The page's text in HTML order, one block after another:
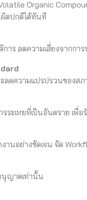
Organic
ดปกติได้ทันที
าร ลดความเสี่ยงจากการ
ดความแปรปรวนของส
ระเหยที่เป็นอันตราย เพื่
อย่างชัดเจน จัด
นุญาตเท่านั้น